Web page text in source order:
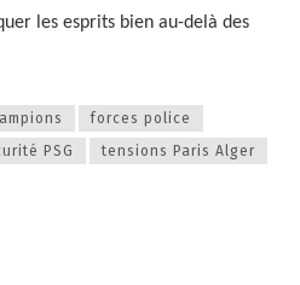
les esprits bien au-delà des
forces police
PSG tensions Paris Alger